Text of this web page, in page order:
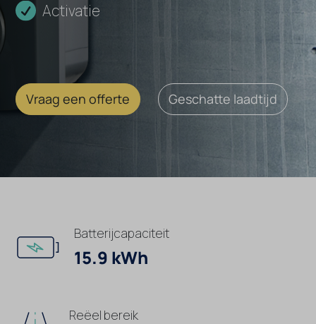
Activatie
Vraag een offerte Geschatte laadtijd
Batterijcapaciteit
15.9 kWh
Reëel bereik